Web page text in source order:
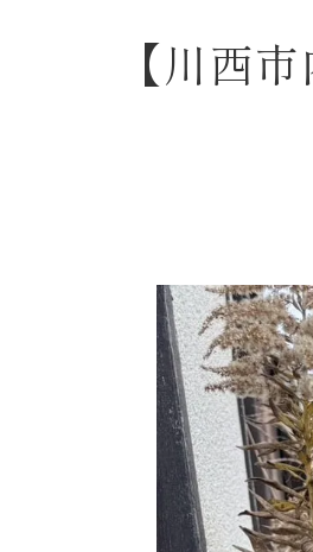
【川西